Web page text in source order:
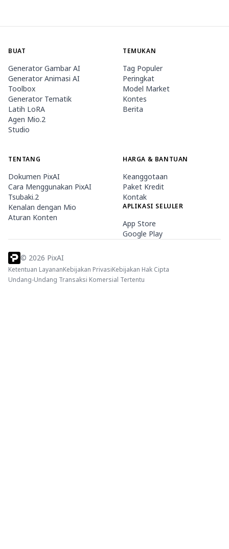
BUAT
Generator Gambar AI
Generator Animasi AI
Toolbox
Generator Tematik
Latih LoRA
Agen Mio.2
Studio
TEMUKAN
Tag Populer
Peringkat
Model Market
Kontes
Berita
TENTANG
Dokumen PixAI
Cara Menggunakan PixAI
Tsubaki.2
Kenalan dengan Mio
Aturan Konten
HARGA & BANTUAN
Keanggotaan
Paket Kredit
Kontak
APLIKASI SELULER
App Store
Google Play
© 2026 PixAI
Ketentuan LayananKebijakan PrivasiKebijakan Hak Cipta
Undang-Undang Transaksi Komersial Tertentu